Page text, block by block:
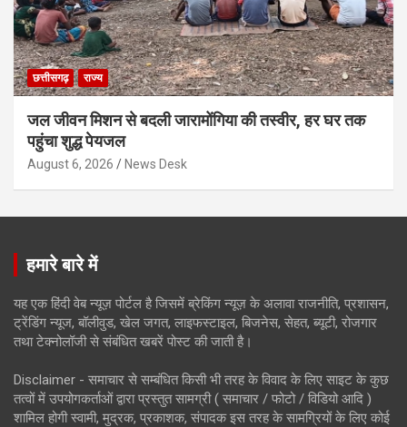
छत्तीसगढ़ राज्य
जल जीवन मिशन से बदली जारामोंगिया की तस्वीर, हर घर तक
पहुंचा शुद्ध पेयजल
August 6, 2026 News Desk
हमारे बारे में
यह एक हिंदी वेब न्यूज़ पोर्टल है जिसमें ब्रेकिंग न्यूज़ के अलावा राजनीति, प्रशासन,
ट्रेंडिंग न्यूज, बॉलीवुड, खेल जगत, लाइफस्टाइल, बिजनेस, सेहत, ब्यूटी, रोजगार
तथा टेक्नोलॉजी से संबंधित खबरें पोस्ट की जाती है।
Disclaimer - समाचार से सम्बंधित किसी भी तरह के विवाद के लिए साइट के कुछ
तत्वों में उपयोगकर्ताओं द्वारा प्रस्तुत सामग्री ( समाचार / फोटो / विडियो आदि )
शामिल होगी स्वामी, मुद्रक, प्रकाशक, संपादक इस तरह के सामग्रियों के लिए कोई